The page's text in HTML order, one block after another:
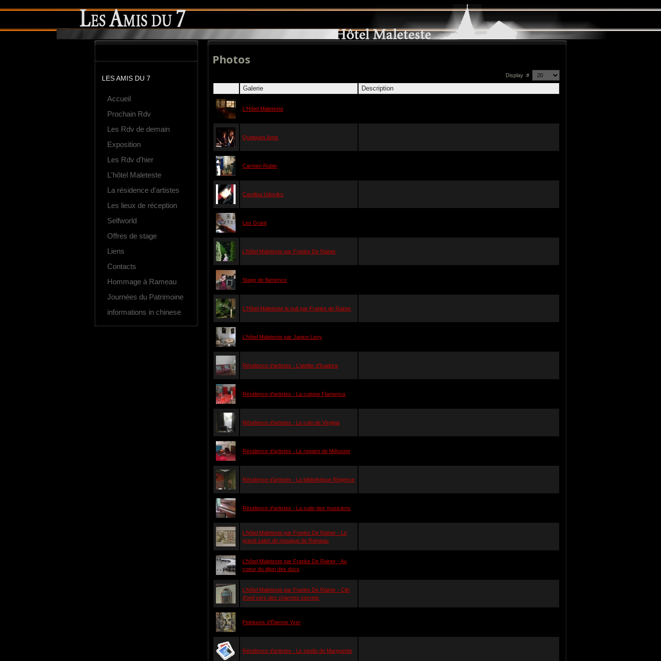
LES AMIS DU 7
Accueil
Prochain Rdv
Les Rdv de demain
Exposition
Les Rdv d'hier
L'hôtel Maleteste
La résidence d'artistes
Les lieux de réception
Selfworld
Offres de stage
Liens
Contacts
Hommage à Rameau
Journées du Patrimoine
informations in chinese
Photos
Display #
Galerie Description
L'Hôtel Maleteste
Quelques Amis
Carmen Rubio
Carolina Udoviko
Les Grant
L'hôtel Maleteste par Franke De Rainer
Stage de flamenco
L'Hôtel Maleteste la nuit par Franke de Rainer
L'hôtel Maleteste par Janice Levy
Résidence d'artistes - L'atelier d'Isadora
Résidence d'artistes - La cuisine Flamenca
Résidence d'artistes - Le coin de Virginia
Résidence d'artistes - Le repaire de Mélusine
Résidence d'artistes - La bibliothèque Régence
Résidence d'artistes - La suite des musiciens
L'hôtel Maleteste par Franke De Rainer - Le
grand salon de musique de Rameau
L'hôtel Maleteste par Franke De Rainer - Au
coeur du dijon des ducs
L'hôtel Maleteste par Franke De Rainer - Clin
d'oeil vers des charmes secrets
Peintures d'Étienne Yver
Résidence d'artistes - Le studio de Marguerite